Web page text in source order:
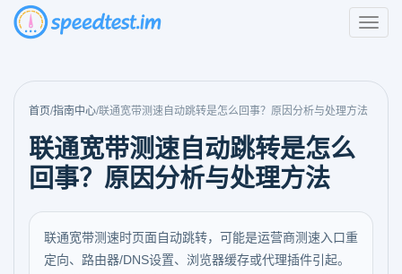
首页/指南中心/联通宽带测速自动跳转是怎么回事？原因分析与处理方法
联通宽带测速自动跳转是怎么
回事？原因分析与处理方法
联通宽带测速时页面自动跳转，可能是运营商测速入口重
定向、路由器/DNS设置、浏览器缓存或代理插件引起。